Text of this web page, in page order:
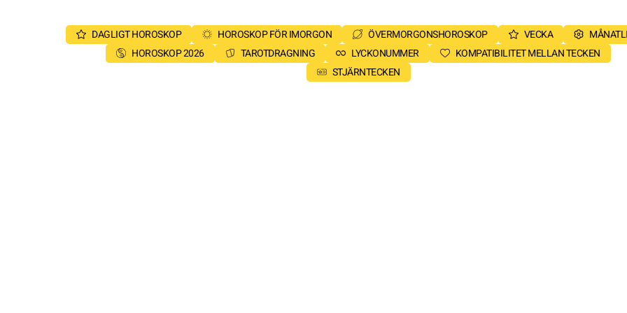
DAGLIGT HOROSKOP HOROSKOP FÖR IMORGON ÖVERMORGONSHOROSKOP VECKA
HOROSKOP 2026
TAROTDRAGNING LYCKONUMMER
KOMPATIBILITET MELLAN TECKEN
STJÄRNTECKEN